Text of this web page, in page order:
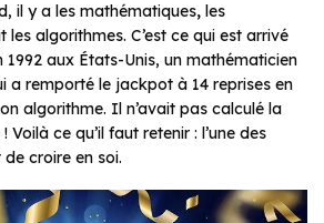
il y a les mathématiques, les
algorithmes. C’est ce qui est arrivé
1992 aux États-Unis, un mathématicien
a remporté le jackpot à 14 reprises en
algorithme. Il n’avait pas calculé la
ce qu’il faut retenir : l’une des
croire en soi.